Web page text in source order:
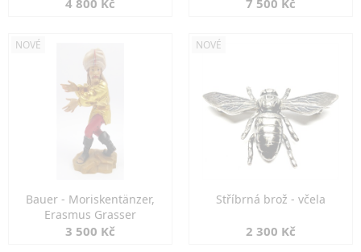
4 800 Kč 7 500 Kč
NOVÉ
Bauer - Moriskentänzer,
Erasmus Grasser
3 500 Kč
NOVÉ
Stříbrná brož - včela
2 300 Kč